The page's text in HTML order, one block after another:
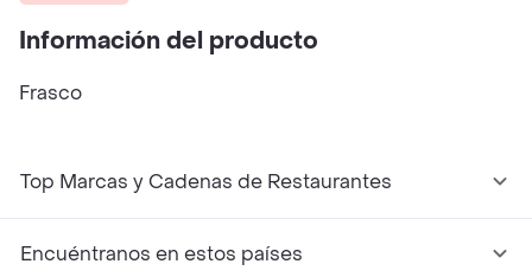
Información del producto
Frasco
Top Marcas y Cadenas de Restaurantes
Encuéntranos en estos países